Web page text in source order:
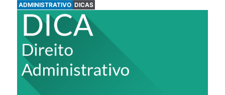
ADMINISTRATIVO DICAS